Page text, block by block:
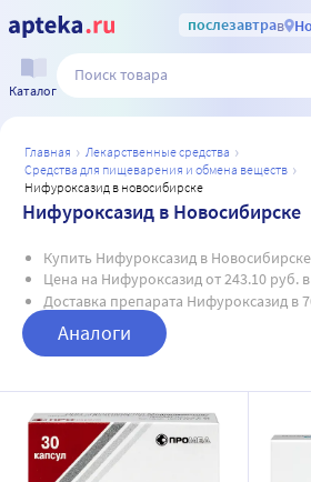
послезавтрав
Каталог
главная
лекарственные средства
средства для пищеварения и обмена веществ
нифуроксазид в новосибирске
Нифуроксазид в Новосибирске
Купить Нифуроксазид в
Цена на Нифуроксазид от 243.10 руб.
Доставка препарата Нифуроксазид в
Аналоги